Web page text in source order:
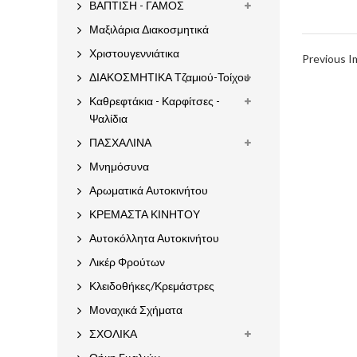
Previous
ΒΑΠΤΙΣΗ - ΓΑΜΟΣ
Μαξιλάρια Διακοσμητικά
Χριστουγεννιάτικα
ΔΙΑΚΟΣΜΗΤΙΚΑ Τζαμιού-Τοίχου
Καθρεφτάκια - Καρφίτσες -
Ψαλίδια
ΠΑΣΧΑΛΙΝΑ
Μνημόσυνα
Αρωματικά Αυτοκινήτου
ΚΡΕΜΑΣΤΑ ΚΙΝΗΤΟΥ
Αυτοκόλλητα Αυτοκινήτου
Λικέρ Φρούτων
Κλειδοθήκες/Κρεμάστρες
Μοναχικά Σχήματα
ΣΧΟΛΙΚΑ